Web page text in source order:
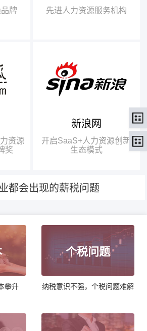
牌
+行业领军企业奖”
【瑞方】“2018中国互联网
先进人力资源服务机构
资源
奖
瑞方人力获得人力资源行业唯
一奖项——“2018中国互联网+人
力资源服务值得信赖品牌奖”
新浪网
开启SaaS+人力资源创新
生态模式
都会出现的薪税问题
攀升
个税问题
纳税意识不强，个税问题难解